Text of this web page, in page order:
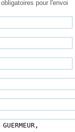
pour l'envoi